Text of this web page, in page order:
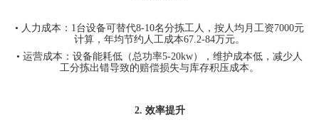
• 人力成本： 1 台设备可替代8-10名分拣工人，按人均月工资7000元
计算，年均节约人工成本67.2-84万元。
• 运营成本：设备能耗低（总功率5-20kw），维护成本低，减少人
工分拣出错导致的赔偿损失与库存积压成本。
2. 效率提升